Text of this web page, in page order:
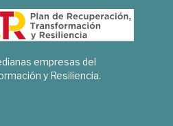
empresas del
y Resiliencia.